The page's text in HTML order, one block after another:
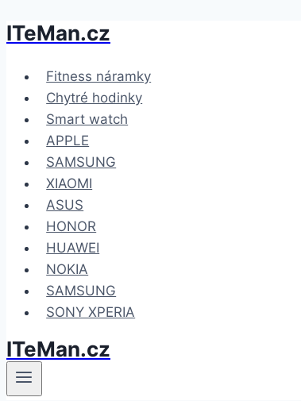
Přeskočit
obsah
ITeMan.cz
Fitness náramky
Chytré hodinky
Smart watch
APPLE
SAMSUNG
XIAOMI
ASUS
HONOR
HUAWEI
NOKIA
SAMSUNG
SONY XPERIA
ITeMan.cz